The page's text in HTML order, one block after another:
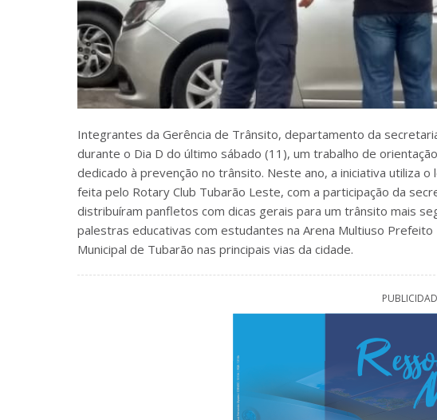
Integrantes da Gerência de Trânsito, departamento da
durante o Dia D do último sábado (11), um trabalho de
dedicado à prevenção no trânsito. Neste ano, a iniciativa utiliza o
feita pelo Rotary Club Tubarão Leste, com a participação da
distribuíram panfletos com dicas gerais para um trânsito mais
palestras educativas com estudantes na Arena Multiuso
Municipal de Tubarão nas principais vias da cidade.